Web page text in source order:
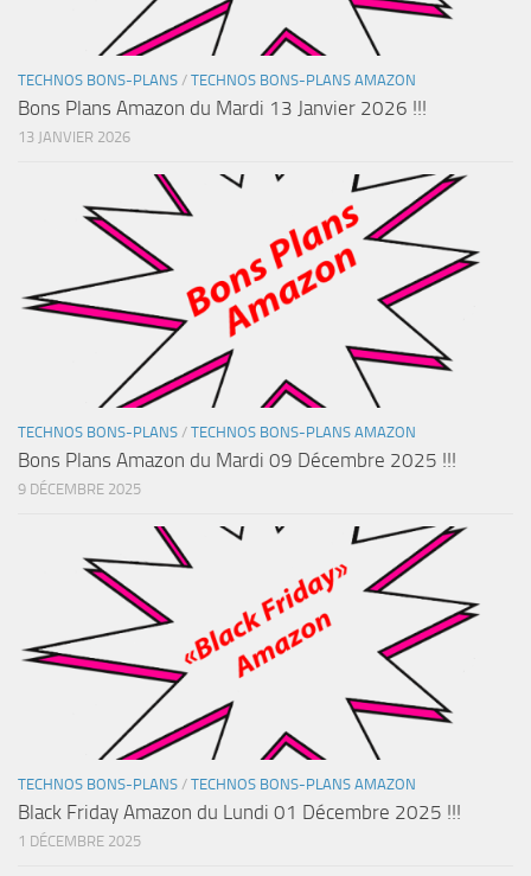
TECHNOS BONS-PLANS / TECHNOS BONS-PLANS AMAZON
Bons Plans Amazon du Mardi 13 Janvier 2026 !!!
13 JANVIER 2026
TECHNOS BONS-PLANS / TECHNOS BONS-PLANS AMAZON
Bons Plans Amazon du Mardi 09 Décembre 2025 !!!
9 DÉCEMBRE 2025
TECHNOS BONS-PLANS / TECHNOS BONS-PLANS AMAZON
Black Friday Amazon du Lundi 01 Décembre 2025 !!!
1 DÉCEMBRE 2025